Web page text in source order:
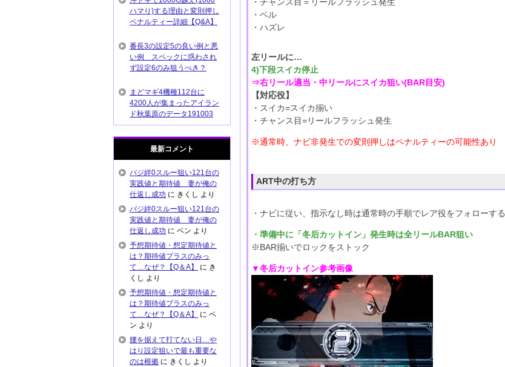
・チャンス目＝リールフラッシュ発生
・ベル
・ハズレ
左リールに…
4)下段スイカ停止
⇒右リール適当・中リールにスイカ狙い(BAR目安)
【対応役】
・スイカ=スイカ揃い
・チャンス目=リールフラッシュ発生
※通常時、ナビ非発生での変則押しはペナルティーの可能性あり
ART中の打ち方
・ナビに従い、指示なし時は通常時の手順でレア役をフォローする
・準備中に「冬后カットイン」発生時は全リールBAR狙い
※BAR揃いでロックをストック
▼冬后カットイン参考画像
ハマり)する理由と変則押し
ペナルティー詳細【Q&A】
番長3の設定5の良い例と悪
い例 スペックに惑わされ
ず設定6のみ狙うべき？
まどマギ4機種112台に
4200人が集まったアイラン
ド秋葉原のデータ191003
最新コメント
バジ絆0スルー狙い121台の
実践値と期待値 妻が俺の
仕返し成功 に きくし より
バジ絆0スルー狙い121台の
実践値と期待値 妻が俺の
仕返し成功 に ベン より
予想期待値・想定期待値と
は？期待値プラスのみっ
て…なぜ？【Q＆A】
に き
くし より
予想期待値・想定期待値と
は？期待値プラスのみっ
て…なぜ？【Q＆A】
に ベ
ン より
腰を据えて打てない日…や
はり設定狙いで最も重要な
のは根拠 に きくし より